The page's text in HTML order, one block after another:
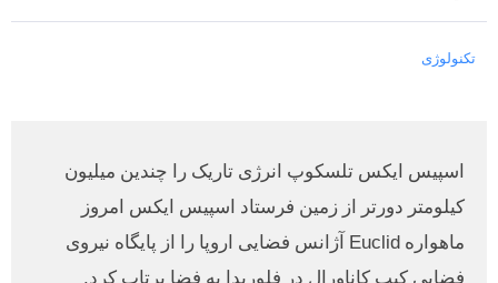
تکنولوژی
اسپیس ایکس تلسکوپ انرژی تاریک را چندین میلیون
کیلومتر دورتر از زمین فرستاد اسپیس ایکس امروز
ماهواره Euclid آژانس فضایی اروپا را از پایگاه نیروی
فضایی کیپ کاناورال در فلوریدا به فضا پرتاب کرد.